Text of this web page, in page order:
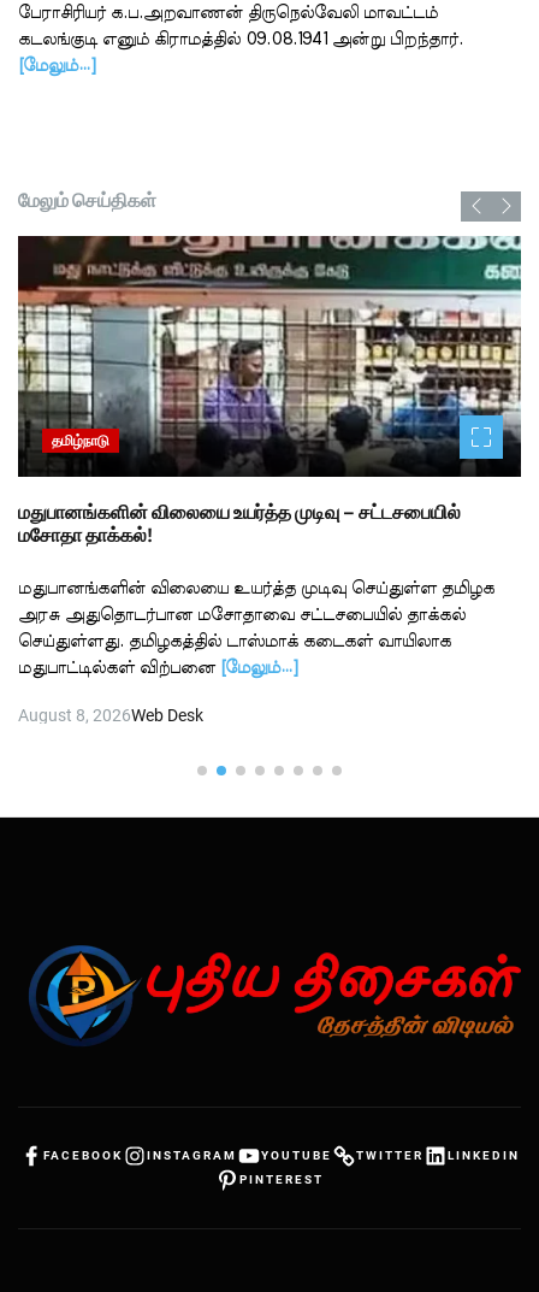
பேராசிரியர் க.ப.அறவாணன் திருநெல்வேலி மாவட்டம்
கடலங்குடி எனும் கிராமத்தில் 09.08.1941 அன்று பிறந்தார்.
[மேலும்…]
மேலும் செய்திகள்
தமிழ்நாடு
மதுபானங்களின் விலையை உயர்த்த முடிவு – சட்டசபையில்
மசோதா தாக்கல்!
மதுபானங்களின் விலையை உயர்த்த முடிவு செய்துள்ள தமிழக
அரசு அதுதொடர்பான மசோதாவை சட்டசபையில் தாக்கல்
செய்துள்ளது. தமிழகத்தில் டாஸ்மாக் கடைகள் வாயிலாக
மதுபாட்டில்கள் விற்பனை [மேலும்…]
August 8, 2026Web Desk
FACEBOOK INSTAGRAM YOUTUBE TWITTER
LINKEDIN
PINTEREST